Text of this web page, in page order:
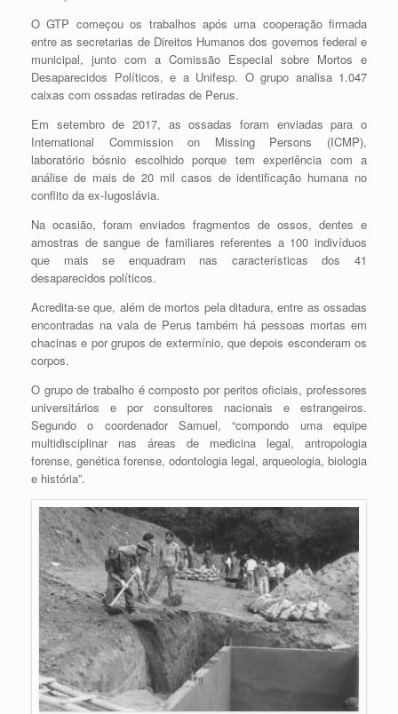
O GTP começou os trabalhos após uma cooperação firmada
entre as secretarias de Direitos Humanos dos governos federal e
municipal, junto com a Comissão Especial sobre Mortos e
Desaparecidos Políticos, e a Unifesp. O grupo analisa 1.047
caixas com ossadas retiradas de Perus.
Em setembro de 2017, as ossadas foram enviadas para o
International Commission on Missing Persons (ICMP),
laboratório bósnio escolhido porque tem experiência com a
análise de mais de 20 mil casos de identificação humana no
conflito da ex-Iugoslávia.
Na ocasião, foram enviados fragmentos de ossos, dentes e
amostras de sangue de familiares referentes a 100 indivíduos
que mais se enquadram nas características dos 41
desaparecidos políticos.
Acredita-se que, além de mortos pela ditadura, entre as ossadas
encontradas na vala de Perus também há pessoas mortas em
chacinas e por grupos de extermínio, que depois esconderam os
corpos.
O grupo de trabalho é composto por peritos oficiais, professores
universitários e por consultores nacionais e estrangeiros.
Segundo o coordenador Samuel, “compondo uma equipe
multidisciplinar nas áreas de medicina legal, antropologia
forense, genética forense, odontologia legal, arqueologia, biologia
e história”.